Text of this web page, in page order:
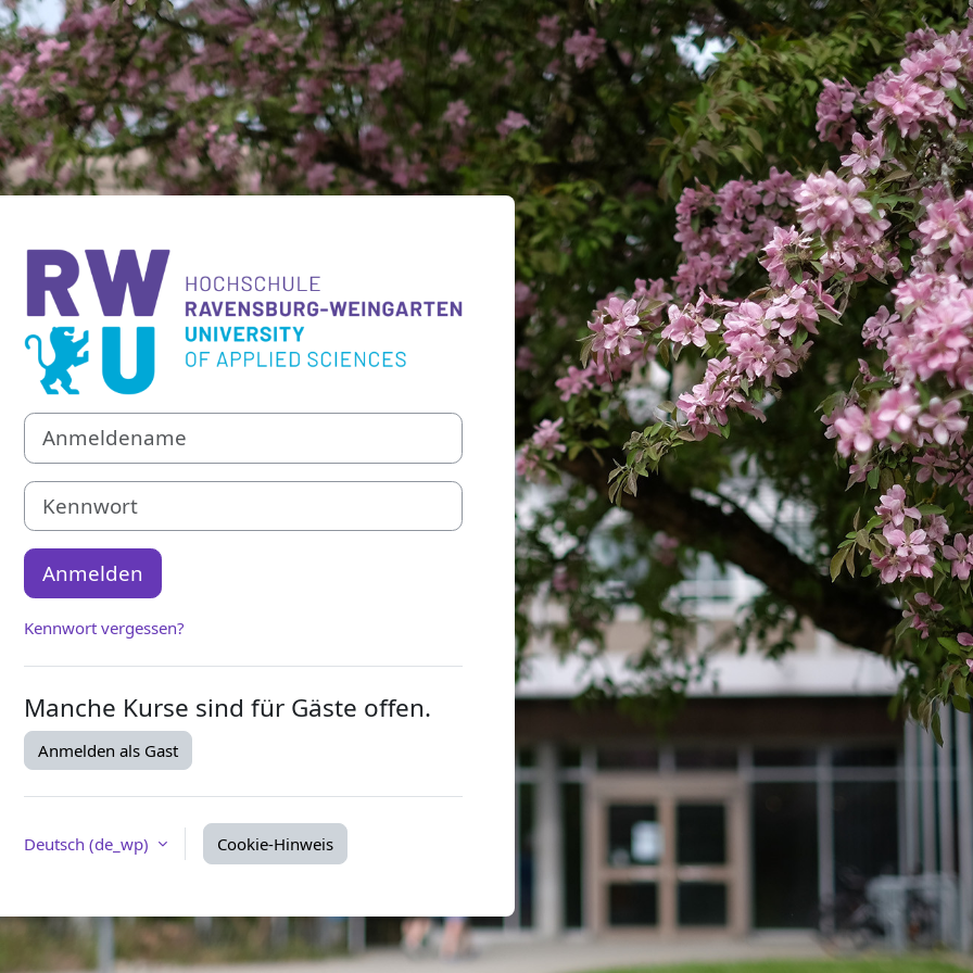
Anmelden bei 'Moodle'
Anmeldename
Kennwort
Anmelden
Kennwort vergessen?
Manche Kurse sind für Gäste offen.
Anmelden als Gast
Deutsch ‎(de_wp)‎ Cookie-Hinweis